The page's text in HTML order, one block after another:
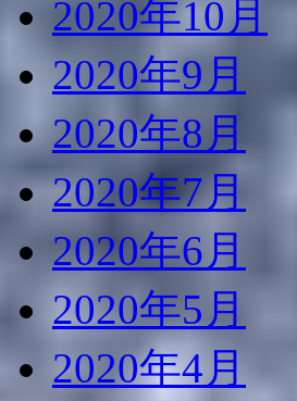
2020年10月
2020年9月
2020年8月
2020年7月
2020年6月
2020年5月
2020年4月